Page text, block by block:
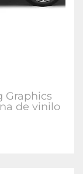
Graphics
de vinilo